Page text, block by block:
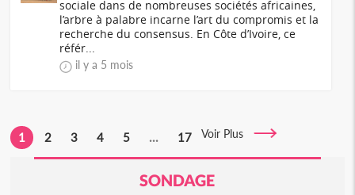
sociale dans de nombreuses sociétés africaines,
l’arbre à palabre incarne l’art du compromis et la
recherche du consensus. En Côte d’Ivoire, ce
référ...
il y a 5 mois
1 2 3 4 5 ... 17 Voir Plus
SONDAGE